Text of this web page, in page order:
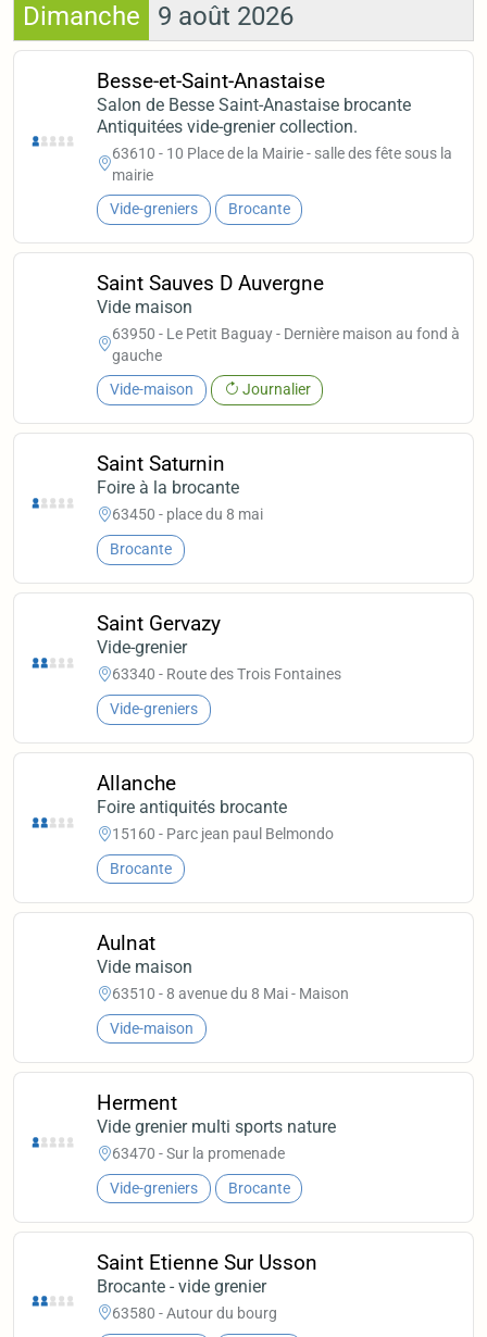
Dimanche 9 août 2026
Besse-et-Saint-Anastaise
Salon de Besse Saint-Anastaise brocante
Antiquitées vide-grenier collection.
63610 - 10 Place de la Mairie - salle des fête sous la
mairie
Vide-greniers Brocante
Saint Sauves D Auvergne
Vide maison
63950 - Le Petit Baguay - Dernière maison au fond à
gauche
Vide-maison Journalier
Saint Saturnin
Foire à la brocante
63450 - place du 8 mai
Brocante
Saint Gervazy
Vide-grenier
63340 - Route des Trois Fontaines
Vide-greniers
Allanche
Foire antiquités brocante
15160 - Parc jean paul Belmondo
Brocante
Aulnat
Vide maison
63510 - 8 avenue du 8 Mai - Maison
Vide-maison
Herment
Vide grenier multi sports nature
63470 - Sur la promenade
Vide-greniers Brocante
Saint Etienne Sur Usson
Brocante - vide grenier
63580 - Autour du bourg